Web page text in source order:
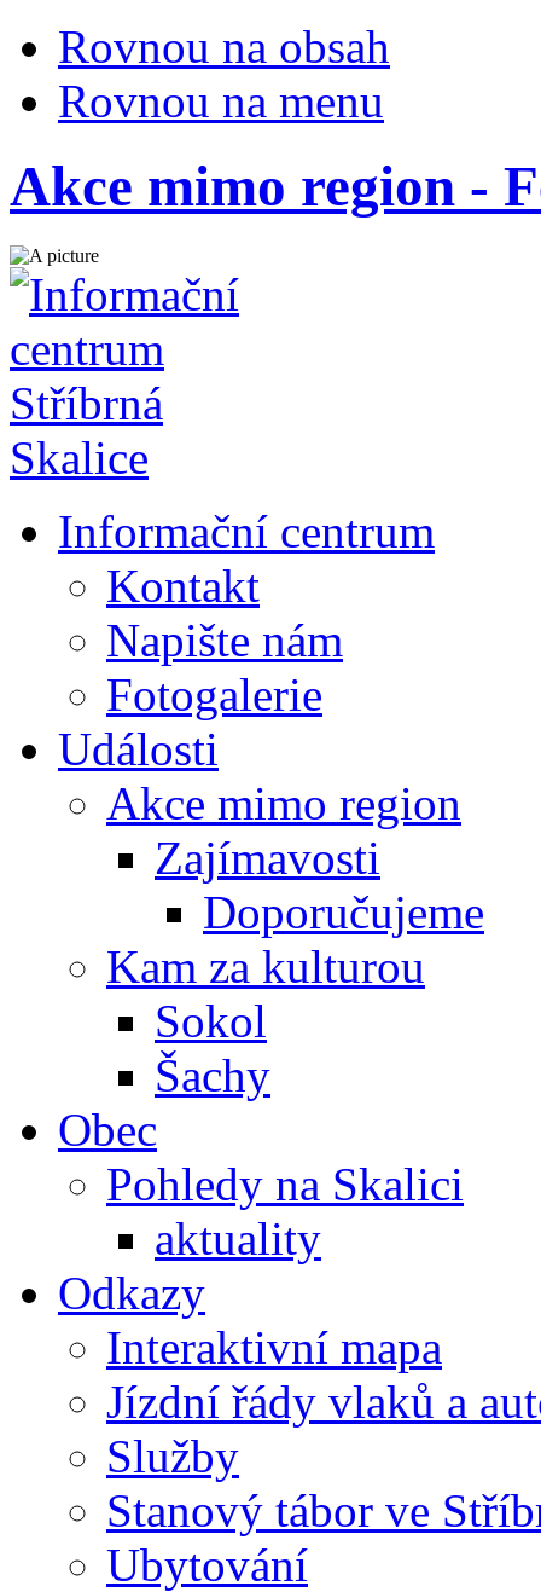
Rovnou na obsah
Rovnou na menu
Akce mimo region -
Informační centrum
Kontakt
Napište nám
Fotogalerie
Události
Akce mimo region
Zajímavosti
Doporučujeme
Kam za kulturou
Sokol
Šachy
Obec
Pohledy na Skalici
aktuality
Odkazy
Interaktivní mapa
Jízdní řády vlaků a
Služby
Stanový tábor ve
Ubytování